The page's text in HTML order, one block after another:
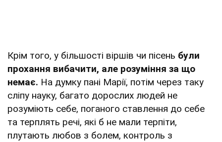
Крім того, у більшості віршів чи пісень були
прохання вибачити, але розуміння за що
немає. На думку пані Марії, потім через таку
сліпу науку, багато дорослих людей не
розуміють себе, поганого ставлення до себе
та терплять речі, які б не мали терпіти,
плутають любов з болем, контроль з